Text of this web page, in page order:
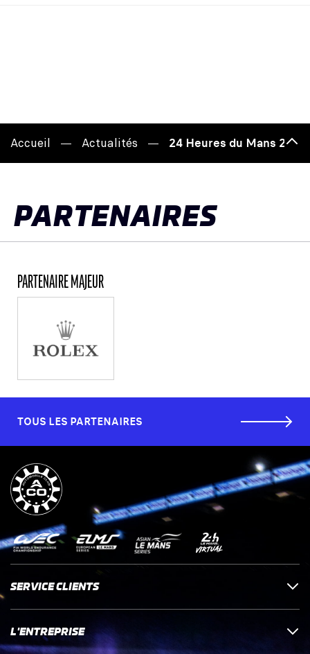
Accueil Actualités 24 Heures du Mans
de
PARTENAIRES
PARTENAIRE MAJEUR
TOUS LES PARTENAIRES
SERVICE CLIENTS
L'ENTREPRISE